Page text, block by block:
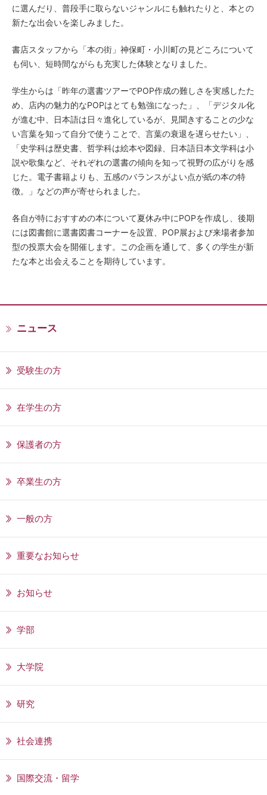
に選んだり、普段手に取らないジャンルにも触れたりと、本との
新たな出会いを楽しみました。
書店スタッフから「本の街」神保町・小川町の見どころについて
も伺い、短時間ながらも充実した体験となりました。
学生からは「昨年の選書ツアーでPOP作成の難しさを実感したた
め、店内の魅力的なPOPはとても勉強になった」、「デジタル化
が進む中、日本語は日々進化しているが、見聞きすることの少な
い言葉を知って自分で使うことで、言葉の衰退を遅らせたい」、
「史学科は歴史書、哲学科は絵本や図録、日本語日本文学科は小
説や歌集など、それぞれの選書の傾向を知って視野の広がりを感
じた。電子書籍よりも、五感のバランスがよい点が紙の本の特
徴。」などの声が寄せられました。
各自が特におすすめの本について夏休み中にPOPを作成し、後期
には図書館に選書図書コーナーを設置、POP展および来場者参加
型の投票大会を開催します。この企画を通して、多くの学生が新
たな本と出会えることを期待しています。
ニュース
受験生の方
在学生の方
保護者の方
卒業生の方
一般の方
重要なお知らせ
お知らせ
学部
大学院
研究
社会連携
国際交流・留学